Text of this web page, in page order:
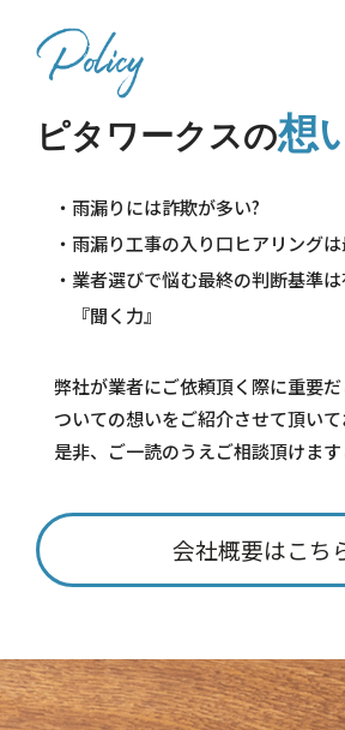
ピタワークスの想
・雨漏りには詐欺が多い?
・雨漏り工事の入り口ヒアリング
・業者選びで悩む最終の判断基準
『聞く力』
弊社が業者にご依頼頂く際に重要
ついての想いをご紹介させて頂いて
是非、ご一読のうえご相談頂けます
会社概要はこち